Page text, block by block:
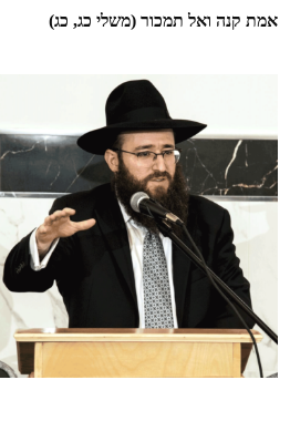
אמת קנה ואל תמכור (משלי כג, כג)